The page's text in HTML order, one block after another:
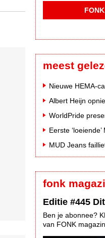
meest
MUD Jeans
fonk
Editie #445
Ben je abonnee?
van FONK